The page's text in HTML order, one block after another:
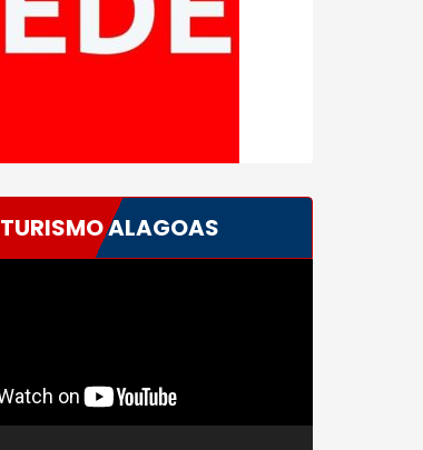
TURISMO ALAGOAS